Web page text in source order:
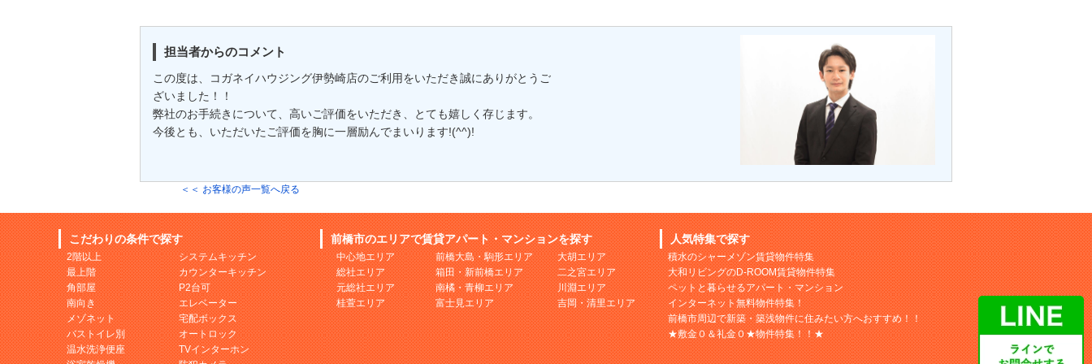
担当者からのコメント
この度は、コガネイハウジング伊勢崎店のご利用をいただき誠にありがとうご
ざいました！！
弊社のお手続きについて、高いご評価をいただき、とても嬉しく存じます。
今後とも、いただいたご評価を胸に一層励んでまいります!(^^)!
＜＜ お客様の声一覧へ戻る
こだわりの条件で探す
2階以上
最上階
角部屋
南向き
メゾネット
バストイレ別
温水洗浄便座
システムキッチン
カウンターキッチン
P2台可
エレベーター
宅配ボックス
オートロック
TVインターホン
前橋市のエリアで賃貸アパート・マンションを探す
中心地エリア
総社エリア
元総社エリア
桂萱エリア
前橋大島・駒形エリア
箱田・新前橋エリア
南橘・青柳エリア
富士見エリア
大胡エリア
二之宮エリア
川淵エリア
吉岡・清里エリア
人気特集で探す
積水のシャーメゾン賃貸物件特集
大和リビングのD-ROOM賃貸物件特集
ペットと暮らせるアパート・マンション
インターネット無料物件特集！
前橋市周辺で新築・築浅物件に住みたい方へおすすめ！！
★敷金０＆礼金０★物件特集！！★